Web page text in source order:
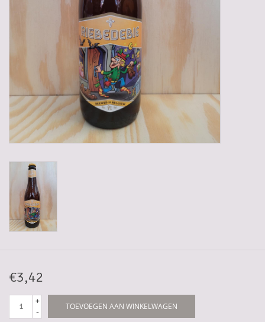
Lege kratten
Manden/Kratten
Mixdozen
Streekproducten
Sweets
5-6l vaten
Streekproducten/Diverse
€3,42
+
-
TOEVOEGEN AAN WINKELWAGEN